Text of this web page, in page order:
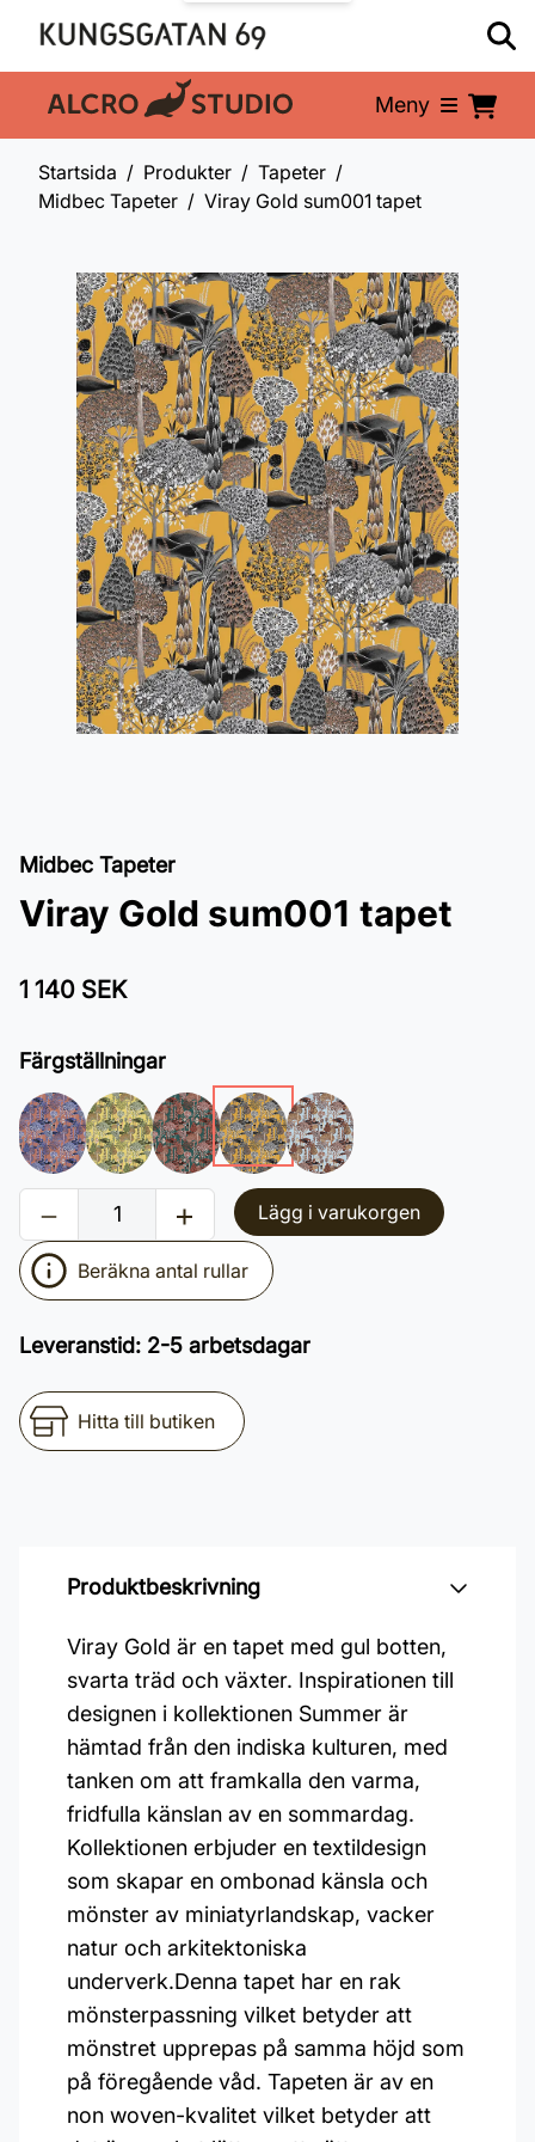
En del av: Meny
Startsida Produkter
Tapeter
Midbec Tapeter
Viray Gold sum001 tapet
Midbec Tapeter
Viray Gold sum001 tapet
1 140 SEK
Färgställningar
Lägg i varukorgen
Beräkna antal rullar
Leveranstid: 2-5 arbetsdagar
Hitta till butiken
Produktbeskrivning
Viray Gold är en tapet med gul botten,
svarta träd och växter. Inspirationen till
designen i kollektionen Summer är
hämtad från den indiska kulturen, med
tanken om att framkalla den varma,
fridfulla känslan av en sommardag.
Kollektionen erbjuder en textildesign
som skapar en ombonad känsla och
mönster av miniatyrlandskap, vacker
natur och arkitektoniska
underverk.Denna tapet har en rak
mönsterpassning vilket betyder att
mönstret upprepas på samma höjd som
på föregående våd. Tapeten är av en
non woven-kvalitet vilket betyder att